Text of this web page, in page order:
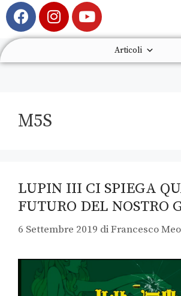
Articoli
M5S
LUPIN III CI SPIEGA
FUTURO DEL NOSTRO
6 Settembre 2019 diFrancesco